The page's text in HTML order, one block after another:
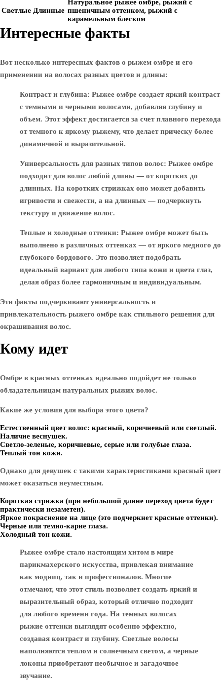
Светлые Длинные
Натуральное рыжее омбре, рыжий с
пшеничным оттенком, рыжий с
карамельным блеском
Интересные факты
Вот несколько интересных фактов о рыжем омбре и его
применении на волосах разных цветов и длины:
Контраст и глубина: Рыжее омбре создает яркий контраст
с темными и черными волосами, добавляя глубину и
объем. Этот эффект достигается за счет плавного перехода
от темного к яркому рыжему, что делает прическу более
динамичной и выразительной.
Универсальность для разных типов волос: Рыжее омбре
подходит для волос любой длины — от коротких до
длинных. На коротких стрижках оно может добавить
игривости и свежести, а на длинных — подчеркнуть
текстуру и движение волос.
Теплые и холодные оттенки: Рыжее омбре может быть
выполнено в различных оттенках — от яркого медного до
глубокого бордового. Это позволяет подобрать
идеальный вариант для любого типа кожи и цвета глаз,
делая образ более гармоничным и индивидуальным.
Эти факты подчеркивают универсальность и
привлекательность рыжего омбре как стильного решения для
окрашивания волос.
Кому идет
Омбре в красных оттенках идеально подойдет не только
обладательницам натуральных рыжих волос.
Какие же условия для выбора этого цвета?
Естественный цвет волос: красный, коричневый или светлый.
Наличие веснушек.
Светло-зеленые, коричневые, серые или голубые глаза.
Теплый тон кожи.
Однако для девушек с такими характеристиками красный цвет
может оказаться неуместным.
Короткая стрижка (при небольшой длине переход цвета будет
практически незаметен).
Яркое покраснение на лице (это подчеркнет красные оттенки).
Черные или темно-карие глаза.
Холодный тон кожи.
Рыжее омбре стало настоящим хитом в мире
парикмахерского искусства, привлекая внимание
как модниц, так и профессионалов. Многие
отмечают, что этот стиль позволяет создать яркий и
выразительный образ, который отлично подходит
для любого времени года. На темных волосах
рыжие оттенки выглядят особенно эффектно,
создавая контраст и глубину. Светлые волосы
наполняются теплом и солнечным светом, а черные
локоны приобретают необычное и загадочное
звучание.